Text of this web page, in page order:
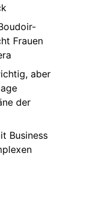
Frauen
aber
der
Business